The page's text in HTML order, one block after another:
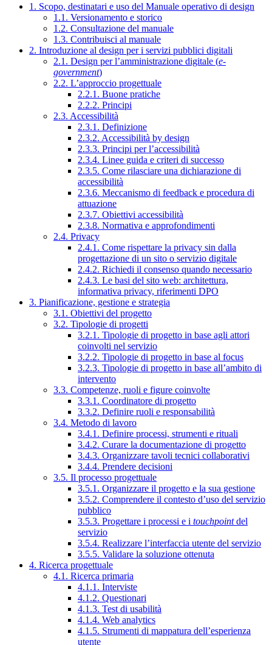
1. Scopo, destinatari e uso del Manuale operativo di design
1.1. Versionamento e storico
1.2. Consultazione del manuale
1.3. Contribuisci al manuale
2. Introduzione al design per i servizi pubblici digitali
2.1. Design per l’amministrazione digitale (e-
government)
2.2. L’approccio progettuale
2.2.1. Buone pratiche
2.2.2. Principi
2.3. Accessibilità
2.3.1. Definizione
2.3.2. Accessibilità by design
2.3.3. Principi per l’accessibilità
2.3.4. Linee guida e criteri di successo
2.3.5. Come rilasciare una dichiarazione di
accessibilità
2.3.6. Meccanismo di feedback e procedura di
attuazione
2.3.7. Obiettivi accessibilità
2.3.8. Normativa e approfondimenti
2.4. Privacy
2.4.1. Come rispettare la privacy sin dalla
progettazione di un sito o servizio digitale
2.4.2. Richiedi il consenso quando necessario
2.4.3. Le basi del sito web: architettura,
informativa privacy, riferimenti DPO
3. Pianificazione, gestione e strategia
3.1. Obiettivi del progetto
3.2. Tipologie di progetti
3.2.1. Tipologie di progetto in base agli attori
coinvolti nel servizio
3.2.2. Tipologie di progetto in base al focus
3.2.3. Tipologie di progetto in base all’ambito di
intervento
3.3. Competenze, ruoli e figure coinvolte
3.3.1. Coordinatore di progetto
3.3.2. Definire ruoli e responsabilità
3.4. Metodo di lavoro
3.4.1. Definire processi, strumenti e rituali
3.4.2. Curare la documentazione di progetto
3.4.3. Organizzare tavoli tecnici collaborativi
3.4.4. Prendere decisioni
3.5. Il processo progettuale
3.5.1. Organizzare il progetto e la sua gestione
3.5.2. Comprendere il contesto d’uso del servizio
pubblico
3.5.3. Progettare i processi e i touchpointdel
servizio
3.5.4. Realizzare l’interfaccia utente del servizio
3.5.5. Validare la soluzione ottenuta
4. Ricerca progettuale
4.1. Ricerca primaria
4.1.1. Interviste
4.1.2. Questionari
4.1.3. Test di usabilità
4.1.4. Web analytics
4.1.5. Strumenti di mappatura dell’esperienza
utente